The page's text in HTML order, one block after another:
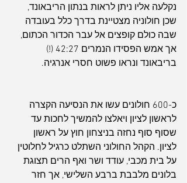
נקלעה אליו ניתן לראות בנתון הריבאונד,
שכן חולוניה מצטיינת בדרך כלל בעובדה
שבה כולם קופצים אל עבר הכדור הכתום,
אך אמש הפסידו הנמרים 42:27 (!)
בריבאונד ונראו פשוט חסרי אנרגיה.
כ-600 חולונים עשו את הנסיעה הקצרה
לראשון לציון ויאלצו להמשיך לחכות עד
שסוף סוף נחזה בניצחון חוץ על ראשון
לציון. הקהל החולוני השתלט כרגיל לחלוטין
על בית מכבי, עודד ושר ואף הרים תצוגת
בלונים מלבבת ברבע השלישי, אך חזר